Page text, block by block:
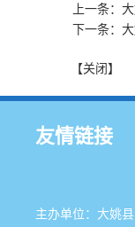
上一条：
下一条：
【关闭】
友情链接
主办单位：大姚